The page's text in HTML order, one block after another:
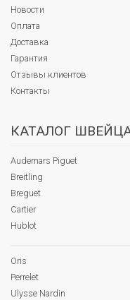
Новости
Оплата
Доставка
Гарантия
Отзывы клиентов
Контакты
КАТАЛОГ
Audemars Piguet
Breitling
Breguet
Cartier
Hublot
Oris
Perrelet
Ulysse Nardin